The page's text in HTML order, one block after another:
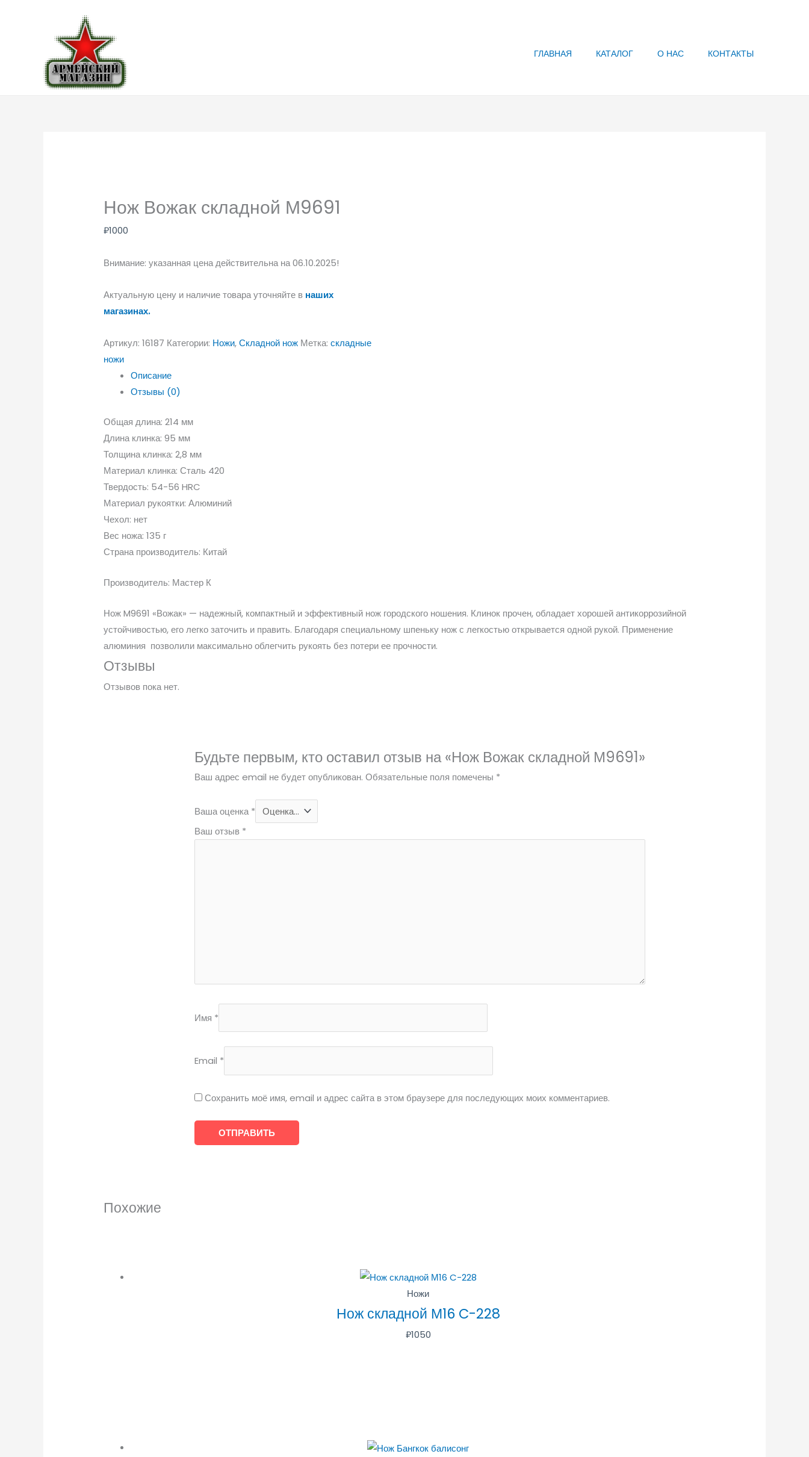
содержимому
ГЛАВНАЯ КАТАЛОГ О НАС КОНТАКТЫ
Нож Вожак складной М9691
₽1000
Внимание: указанная цена действительна на 06.10.2025!
Актуальную цену и наличие товара уточняйте в наших
магазинах.
Артикул:16187 Категории: Ножи,Складной нож Метка:складные
ножи
Описание
Отзывы (0)
Общая длина: 214 мм
Длина клинка: 95 мм
Толщина клинка: 2,8 мм
Материал клинка: Сталь 420
Твердость: 54-56 HRC
Материал рукоятки: Алюминий
Чехол: нет
Вес ножа: 135 г
Страна производитель: Китай
Производитель: Мастер К
Нож M9691 «Вожак» — надежный, компактный и эффективный нож городского ношения. Клинок прочен, обладает хорошей антикоррозийной
устойчивостью, его легко заточить и править. Благодаря специальному шпеньку нож с легкостью открывается одной рукой. Применение
алюминия позволили максимально облегчить рукоять без потери ее прочности.
Отзывы
Отзывов пока нет.
Будьте первым, кто оставил отзыв на «Нож Вожак складной М9691»
Ваш адрес email не будет опубликован. Обязательные поля помечены *
Ваша оценка*
Ваш отзыв *
Имя *
Email *
Сохранить моё имя, email и адрес сайта в этом браузере для последующих моих комментариев.
Похожие
Ножи
Нож складной М16 C-228
₽1050